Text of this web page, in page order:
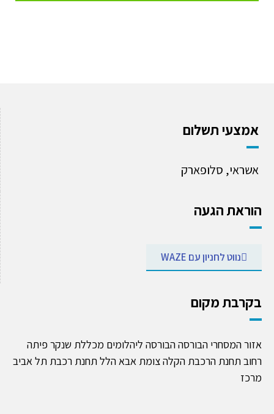
אמצעי תשלום
אשראי, סלופארק
הגעה
נווט לחניון עם WAZE
מקום
המסחרי הבורסה הבורסה ליהלומים מכללת שנקר פיתה
תחנת הרכבת הקלה צומת אבא הלל תחנת רכבת תל אביב